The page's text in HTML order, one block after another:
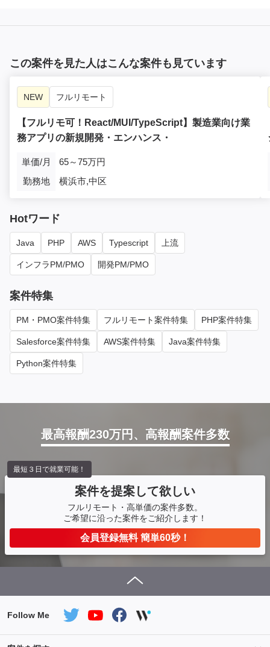
この案件を見た人はこんな案件も見ています
NEW フルリモート
【フルリモ可！React/MUI/TypeScript】製造業向け業
務アプリの新規開発・エンハンス・
単価/月
65～75万円
勤務地
横浜市,中区
Hotワード
Java PHP AWS Typescript 上流
インフラPM/PMO 開発PM/PMO
案件特集
PM・PMO案件特集 フルリモート案件特集 PHP案件特集
Salesforce案件特集 AWS案件特集 Java案件特集
Python案件特集
最高報酬230万円、高報酬案件多数
案件を提案して欲しい
フルリモート・高単価の案件多数。
ご希望に沿った案件をご紹介します！
会員登録無料 簡単60秒！
最短３日で就業可能！
Follow Me